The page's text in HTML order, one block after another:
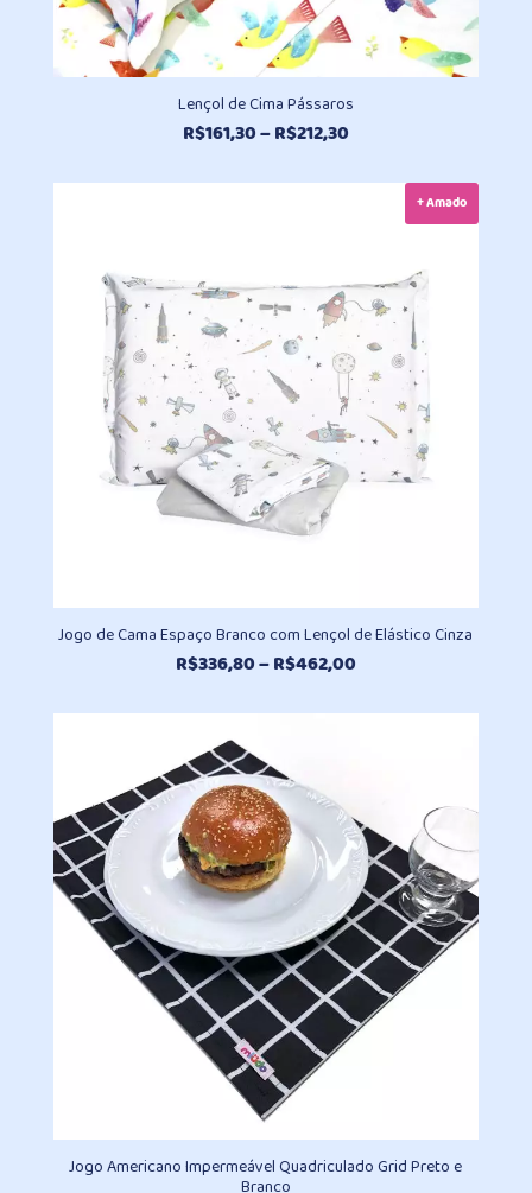
Lençol de Cima Pássaros
R$161,30–R$212,30Faixa
preço:
R$161,30+ Amado
Jogo de Cama Espaço Branco com Lençol de Elástico Cinza
R$336,80–R$462,00Faixa
preço:
Jogo Americano Impermeável Quadriculado Grid Preto e
Branco